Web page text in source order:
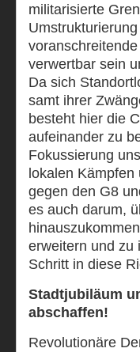
militarisierte
verwertbar sein
Da sich
samt ihrer
besteht hier die
aufeinander zu
Fokussierung
lokalen
gegen den G8
es auch darum,
erweitern und zu
Schritt in diese
Stadtjubiläum
abschaffen!
Revolutionäre